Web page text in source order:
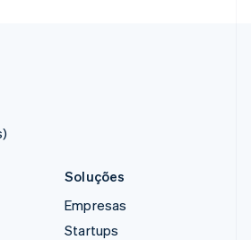
Soluções
Empresas
Startups